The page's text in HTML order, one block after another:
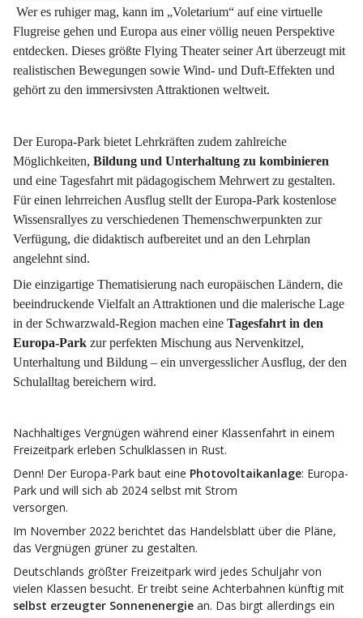
Wer es ruhiger mag, kann im „Voletarium“ auf eine virtuelle
Flugreise gehen und Europa aus einer völlig neuen Perspektive
entdecken. Dieses größte Flying Theater seiner Art überzeugt mit
realistischen Bewegungen sowie Wind- und Duft-Effekten und
gehört zu den immersivsten Attraktionen weltweit.
Der Europa-Park bietet Lehrkräften zudem zahlreiche
Möglichkeiten, Bildung und Unterhaltung zu kombinieren
und eine Tagesfahrt mit pädagogischem Mehrwert zu gestalten.
Für einen lehrreichen Ausflug stellt der Europa-Park kostenlose
Wissensrallyes zu verschiedenen Themenschwerpunkten zur
Verfügung, die didaktisch aufbereitet und an den Lehrplan
angelehnt sind.
Die einzigartige Thematisierung nach europäischen Ländern, die
beeindruckende Vielfalt an Attraktionen und die malerische Lage
in der Schwarzwald-Region machen eine Tagesfahrt in den
Europa-Park zur perfekten Mischung aus Nervenkitzel,
Unterhaltung und Bildung – ein unvergesslicher Ausflug, der den
Schulalltag bereichern wird.
Nachhaltiges Vergnügen während einer Klassenfahrt in einem
Freizeitpark erleben Schulklassen in Rust.
Denn! Der Europa-Park baut eine Photovoltaikanlage: Europa-
Park und will sich ab 2024 selbst mit Strom
versorgen.
Im November 2022 berichtet das Handelsblatt über die Pläne,
das Vergnügen grüner zu gestalten.
Deutschlands größter Freizeitpark wird jedes Schuljahr von
vielen Klassen besucht. Er treibt seine Achterbahnen künftig mit
selbst erzeugter Sonnenenergie an. Das birgt allerdings ein